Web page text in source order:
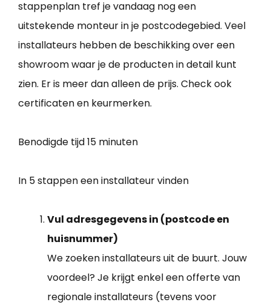
stappenplan tref je vandaag nog een
uitstekende monteur in je postcodegebied. Veel
installateurs hebben de beschikking over een
showroom waar je de producten in detail kunt
zien. Er is meer dan alleen de prijs. Check ook
certificaten en keurmerken.
Benodigde tijd15 minuten
In 5 stappen een installateur vinden
Vul adresgegevens in (postcode en
huisnummer)
We zoeken installateurs uit de buurt. Jouw
voordeel? Je krijgt enkel een offerte van
regionale installateurs (tevens voor